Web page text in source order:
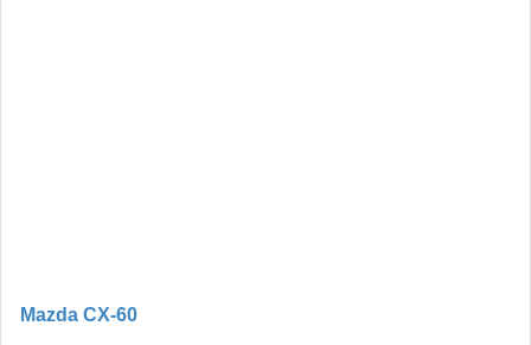
Mazda CX-60